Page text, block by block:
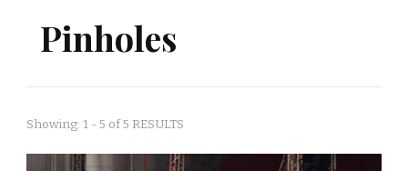
Pinholes
Showing: 1 - 5 of 5 RESULTS